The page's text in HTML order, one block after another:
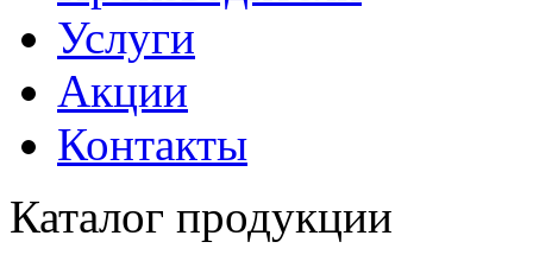
Услуги
Акции
Контакты
Каталог продукции